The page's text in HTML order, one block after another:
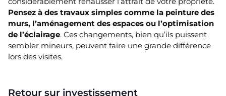
Pensez à des travaux simples comme la peinture des
murs, l’aménagement des espaces ou l’optimisation
de l’éclairage. Ces changements, bien qu’ils puissent
sembler mineurs, peuvent faire une grande différence
lors des visites.
Retour sur investissement